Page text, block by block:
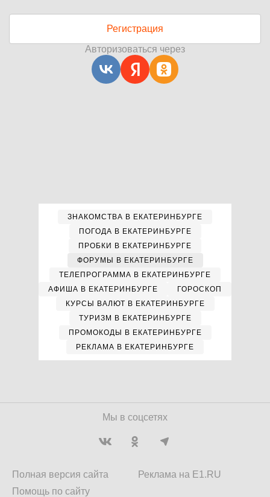
Регистрация
Авторизоваться через
ЗНАКОМСТВА В ЕКАТЕРИНБУРГЕ
ПОГОДА В ЕКАТЕРИНБУРГЕ
ПРОБКИ В ЕКАТЕРИНБУРГЕ
ФОРУМЫ В ЕКАТЕРИНБУРГЕ
ТЕЛЕПРОГРАММА В ЕКАТЕРИНБУРГЕ
АФИША В ЕКАТЕРИНБУРГЕ
ГОРОСКОП
КУРСЫ ВАЛЮТ В ЕКАТЕРИНБУРГЕ
ТУРИЗМ В ЕКАТЕРИНБУРГЕ
ПРОМОКОДЫ В ЕКАТЕРИНБУРГЕ
РЕКЛАМА В ЕКАТЕРИНБУРГЕ
Мы в соцсетях
Полная версия сайта
Помощь по сайту
Реклама на E1.RU